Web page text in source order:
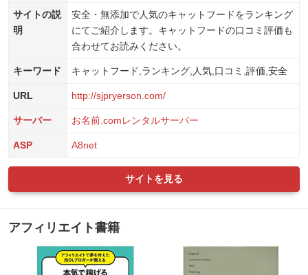
サイトの説
明
安全・無添加で人気のキャットフードをランキング
にてご紹介します。キャットフードの口コミ評価も
合わせてお読みください。
キーワード キャットフード,ランキング,人気,口コミ,評価,安全
URL http://sjpryerson.com/
サーバー お名前.comレンタルサーバー
ASP A8net
サイトを見る
アフィリエイト書籍